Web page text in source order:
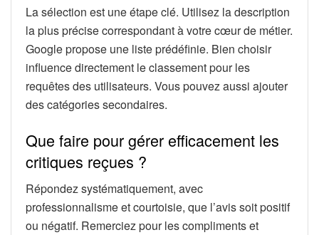
La sélection est une étape clé. Utilisez la description
la plus précise correspondant à votre cœur de métier.
Google propose une liste prédéfinie. Bien choisir
influence directement le classement pour les
requêtes des utilisateurs. Vous pouvez aussi ajouter
des catégories secondaires.
Que faire pour gérer efficacement les
critiques reçues ?
Répondez systématiquement, avec
professionnalisme et courtoisie, que l’avis soit positif
ou négatif. Remerciez pour les compliments et